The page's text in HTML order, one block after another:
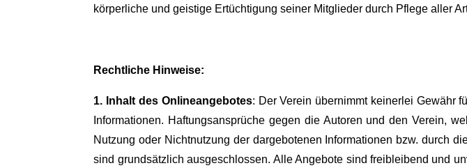
körperliche und geistige Ertüchtigung seiner Mitglieder durch Pflege aller
Rechtliche Hinweise:
1. Inhalt des Onlineangebotes: Der Verein übernimmt keinerlei Gewähr
Informationen. Haftungsansprüche gegen die Autoren und den Verein,
Nutzung oder Nichtnutzung der dargebotenen Informationen bzw. durch
sind grundsätzlich ausgeschlossen. Alle Angebote sind freibleibend und